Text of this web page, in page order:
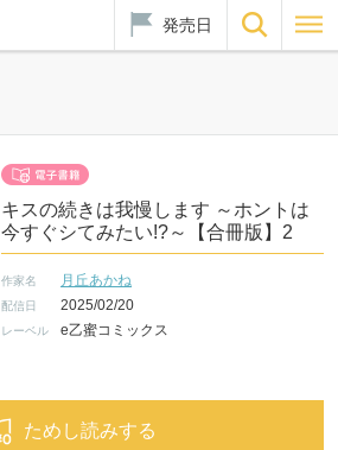
発売日
キスの続きは我慢します ～ホントは
今すぐシてみたい!?～【合冊版】2
作家名 月丘あかね
配信日 2025/02/20
レーベル e乙蜜コミックス
ためし読みする